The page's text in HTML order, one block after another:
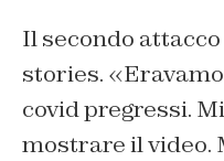
Il secondo
stories.
covid pregressi.
mostrare il video.